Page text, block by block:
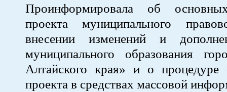
Проинформировала об
проекта муниципального
внесении изменений и
муниципального образования
Алтайского края» и о процедуре
проекта в средствах массовой